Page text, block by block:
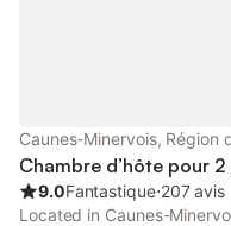
Caunes-Minervois, Région
Chambre d’hôte pour
9.0Fantastique⋅207 avis
Located in Caunes-